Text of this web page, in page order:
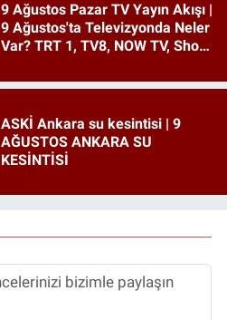
9 Ağustos Pazar TV Yayın Akışı |
9 Ağustos'ta Televizyonda Neler
Var? TRT 1, TV8, NOW TV, Show
ASKİ Ankara su kesintisi | 9
AĞUSTOS ANKARA SU
KESİNTİSİ